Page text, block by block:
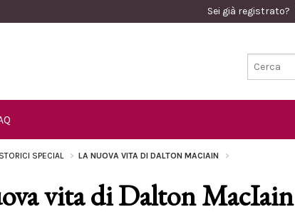
Sei già registrato?
SPECIAL LA NUOVA VITA DI DALTON MACIAIN
vita di Dalton MacIain